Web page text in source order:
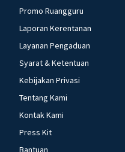
Promo Ruangguru
Laporan Kerentanan
Layanan Pengaduan
Syarat & Ketentuan
Kebijakan Privasi
Tentang Kami
Kontak Kami
Press Kit
Bantuan